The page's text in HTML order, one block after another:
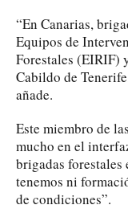
“En Canarias,
Equipos de
Forestales (EIRIF)
Cabildo de
añade.
Este miembro de
mucho en el
brigadas forestales
tenemos ni
de condiciones”.